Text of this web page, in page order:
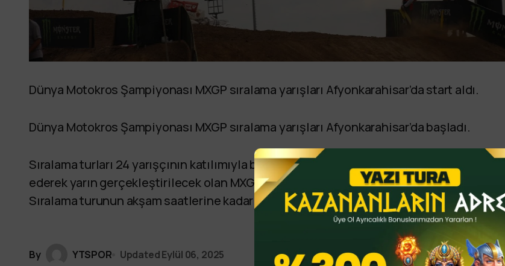
Dünya Motokros Şampiyonası MXGP sıralama yarışları Afyonkarahisar’da start aldı.
Dünya Motokros Şampiyonası MXGP sıralama yarışları Afyonkarahisar’da başladı.
Sıralama turları 24 yarışçının katılımıyla başladı. Yarışta sporcular en iyi dereceyi elde
ederek yarın gerçekleştirilecek olan MXGP start sıralamasını yerini belirleyecek.
Sıralama turunun akşam saatlerine kadar devam etmesi bekleniyor.
By YTSPOR UpdatedEylül 06, 2025 Genel